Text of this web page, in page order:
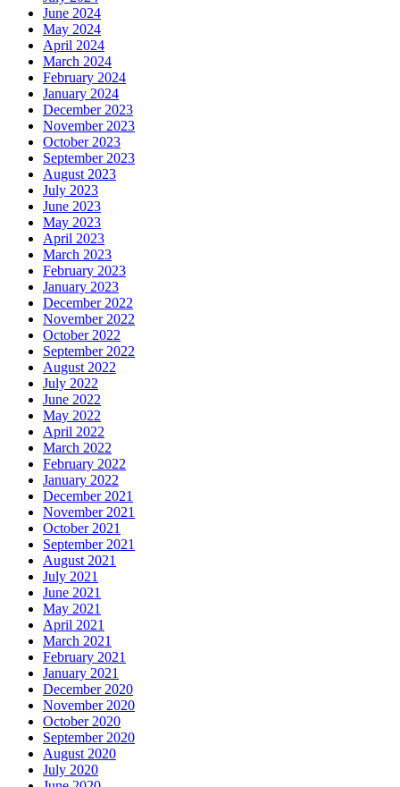
June 2024
May 2024
April 2024
March 2024
February 2024
January 2024
December 2023
November 2023
October 2023
September 2023
August 2023
July 2023
June 2023
May 2023
April 2023
March 2023
February 2023
January 2023
December 2022
November 2022
October 2022
September 2022
August 2022
July 2022
June 2022
May 2022
April 2022
March 2022
February 2022
January 2022
December 2021
November 2021
October 2021
September 2021
August 2021
July 2021
June 2021
May 2021
April 2021
March 2021
February 2021
January 2021
December 2020
November 2020
October 2020
September 2020
August 2020
July 2020